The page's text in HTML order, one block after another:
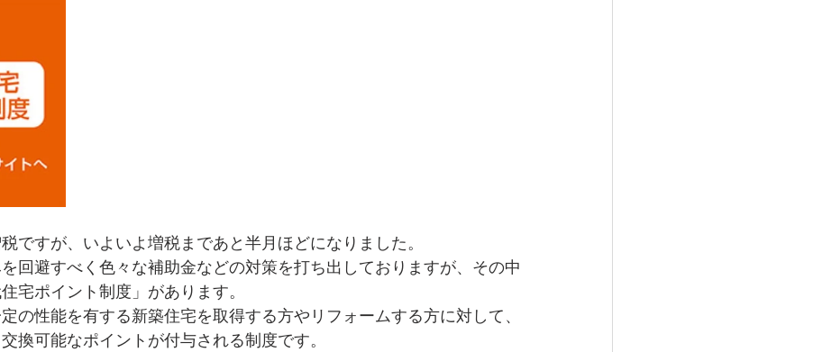
ですが、いよいよ増税まであと半月ほどになりました。
回避すべく色々な補助金などの対策を打ち出しておりますが、その中
宅ポイント制度」があります。
の性能を有する新築住宅を取得する方やリフォームする方に対して、
換可能なポイントが付与される制度です。